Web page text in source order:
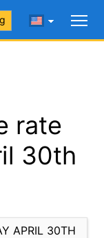
rate
30th
APRIL 30TH